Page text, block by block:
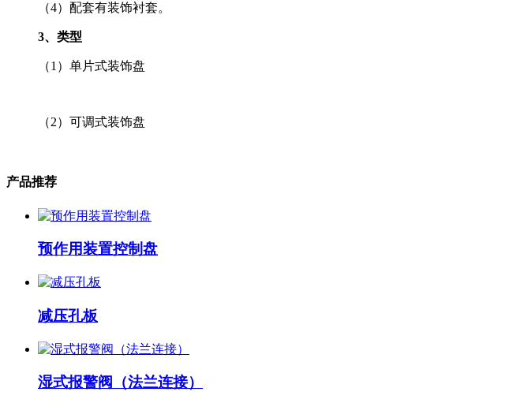
（4）配套有装饰衬套。
3、类型
（1）单片式装饰盘
（2）可调式装饰盘
产品推荐
预作用装置控制盘
减压孔板
湿式报警阀（法兰连接）